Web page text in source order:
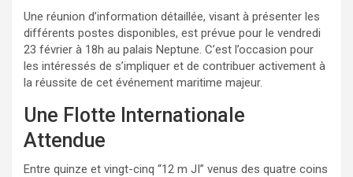
Une réunion d’information détaillée, visant à présenter les
différents postes disponibles, est prévue pour le vendredi
23 février à 18h au palais Neptune. C’est l’occasion pour
les intéressés de s’impliquer et de contribuer activement à
la réussite de cet événement maritime majeur.
Une Flotte Internationale
Attendue
Entre quinze et vingt-cinq “12 m JI” venus des quatre coins